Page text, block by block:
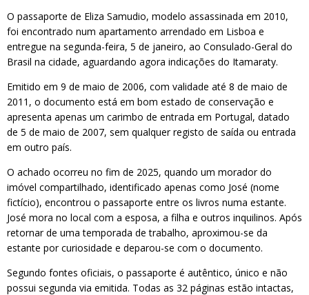
O passaporte de Eliza Samudio, modelo assassinada em 2010,
foi encontrado num apartamento arrendado em Lisboa e
entregue na segunda-feira, 5 de janeiro, ao Consulado-Geral do
Brasil na cidade, aguardando agora indicações do Itamaraty.
Emitido em 9 de maio de 2006, com validade até 8 de maio de
2011, o documento está em bom estado de conservação e
apresenta apenas um carimbo de entrada em Portugal, datado
de 5 de maio de 2007, sem qualquer registo de saída ou entrada
em outro país.
O achado ocorreu no fim de 2025, quando um morador do
imóvel compartilhado, identificado apenas como José (nome
fictício), encontrou o passaporte entre os livros numa estante.
José mora no local com a esposa, a filha e outros inquilinos. Após
retornar de uma temporada de trabalho, aproximou-se da
estante por curiosidade e deparou-se com o documento.
Segundo fontes oficiais, o passaporte é autêntico, único e não
possui segunda via emitida. Todas as 32 páginas estão intactas,